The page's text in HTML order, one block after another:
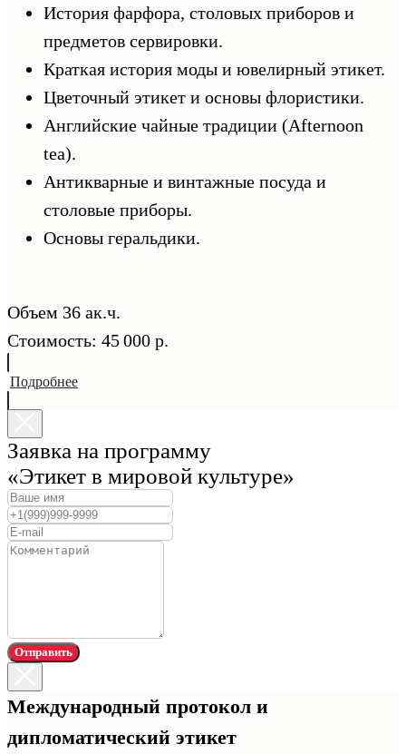
История фарфора, столовых приборов и
предметов сервировки.
Краткая история моды и ювелирный этикет.
Цветочный этикет и основы флористики.
Английские чайные традиции (Afternoon
tea).
Антикварные и винтажные посуда и
столовые приборы.
Основы геральдики.
Объем 36 ак.ч.
Стоимость: 45 000 р.
Подробнее
Заявка на программу
«Этикет в мировой культуре»
Отправить
Международный протокол и
дипломатический этикет